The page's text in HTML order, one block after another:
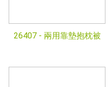
26407 - 兩用靠墊抱枕被